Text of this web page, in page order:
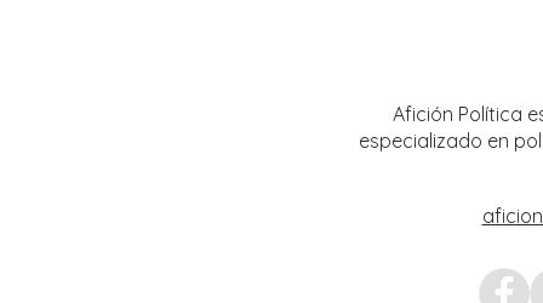
Afición Política
especializado en